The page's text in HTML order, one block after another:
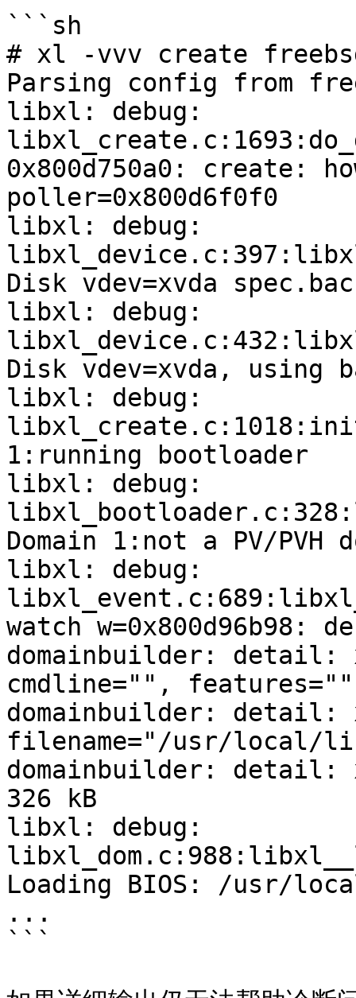
```sh
# xl -vvv create
Parsing config from
libxl: debug:
0x800d750a0: create:
poller=0x800d6f0f0
libxl: debug:
Disk vdev=xvda
libxl: debug:
Disk vdev=xvda, using
libxl: debug:
1:running bootloader
libxl: debug:
Domain 1:not a PV/
libxl: debug:
watch w=0x800d96b98:
domainbuilder: detail:
cmdline="", features=""
domainbuilder: detail:
filename="/usr/local/
domainbuilder: detail:
326 kB
libxl: debug:
Loading BIOS: /usr/
...
```